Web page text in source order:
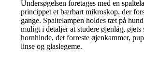
Undersøgelsen foretages med en
princippet et bærbart mikroskop, der
gange. Spaltelampen holdes tæt på
muligt i detaljer at studere øjenlåg, øjets
hornhinde, det forreste øjenkammer,
linse og glaslegeme.